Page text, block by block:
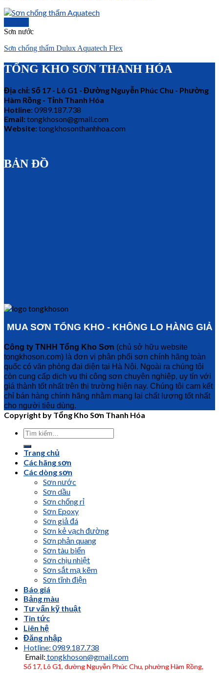
Sơn nước
Sơn chống thấm Dulux Aquatech Flex
TỔNG KHO SƠN THANH HÓA
Địa chỉ: Số 17 - Lô G1 - Đường Nguyễn Phúc Chu - Phường
Hàm Rồng - Tỉnh Thanh Hóa
Hotline: 0989.187.738
Email:tongkhoson@gmail.com
Website:tongkhosonthanhhoa.com
BẢN ĐỒ
MUA SƠN TỔNG KHO - KHÔNG LO HÀNG GIẢ
Công ty TNHH Tổng Kho Sơn (chủ sở hữu website
tongkhoson.com) là đơn vị phân phối sơn chính hãng toàn
quốc có văn phòng đại diện tại Hà Nội. Ngoài ra chúng tôi
còn cung cấp dịch vụ thi công sơn chuyên nghiệp, uy tín với
giá thành tốt nhất trên thị trường hiện nay. Chúng tôi cam kết
chỉ bán hàng chính hãng nhằm mang lại chất lượng tốt nhất
cho người tiêu dùng.
Copyright by Tổng Kho Sơn Thanh Hóa
Trang chủ
Các hãng sơn
Các dòng sơn
Sơn nước
Sơn dầu
Sơn chống rỉ
Sơn Epoxy
Sơn giả đá
Sơn kẻ vạch đường
Sơn phản quang
Sơn tàu biển
Sơn chịu nhiệt
Sơn sắt mạ kẽm
Sơn tĩnh điện
Báo giá
Bảng màu
Tư vấn kỹ thuật
Tin tức
Liên hệ
Đăng nhập
Hotline: 0989.187.738
Email: tongkhoson@gmail.com
Số 17, Lô G1, đường Nguyễn Phúc Chu, phường Hàm Rồng,